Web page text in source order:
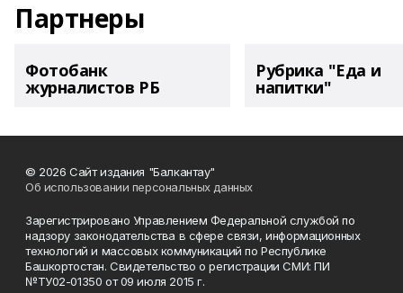
Партнеры
Фотобанк
журналистов РБ
Рубрика "Еда и
напитки"
© 2026 Сайт издания "Балкантау"
Об использовании персональных данных
Зарегистрировано Управлением Федеральной службой по
надзору законодательства в сфере связи, информационных
технологий и массовых коммуникаций по Республике
Башкортостан. Свидетельство о регистрации СМИ: ПИ
№ТУ02-01350 от 09 июля 2015 г.